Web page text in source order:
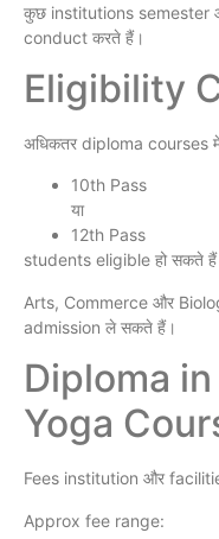
कुछ institutions semester
conduct करते हैं।
Eligibility
अधिकतर diploma courses
10th Pass
या
12th Pass
students eligible हो सकते
Arts, Commerce और
admission ले सकते हैं।
Diploma
Yoga
Fees institution और
Approx fee range: